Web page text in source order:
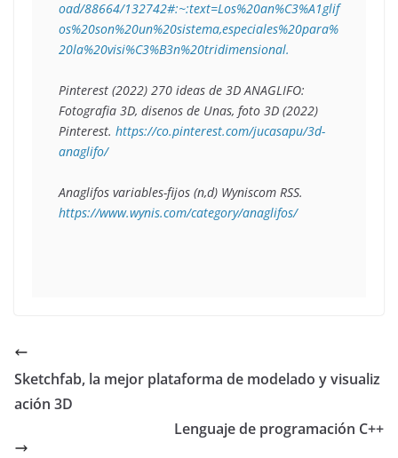
oad/88664/132742#:~:text=Los%20an%C3%A1glif
os%20son%20un%20sistema,especiales%20para%
20la%20visi%C3%B3n%20tridimensional.
Pinterest (2022) 270 ideas de 3D ANAGLIFO:
Fotografia 3D, disenos de Unas, foto 3D (2022)
Pinterest. https://co.pinterest.com/jucasapu/3d-
anaglifo/
https://www.wynis.com/category/anaglifos/
Sketchfab, la mejor plataforma de modelado y visualiz
ación 3D
Lenguaje de programación C++